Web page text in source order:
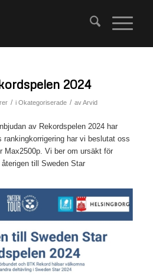
2024
/ i Okategoriserade / avArvid
av Rekordspelen 2024 har
har vi beslutat oss
Max2500p. Vi ber om ursäkt för
till Sweden Star